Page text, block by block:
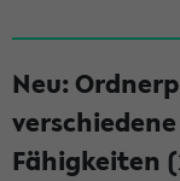
Neu:
Fähigkeiten